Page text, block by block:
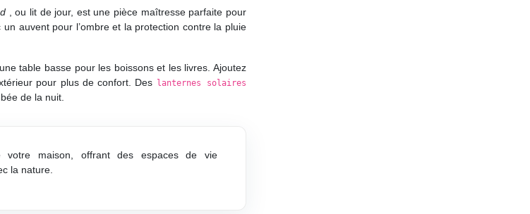
, ou lit de jour, est une pièce maîtresse parfaite pour
auvent pour l’ombre et la protection contre la pluie
table basse pour les boissons et les livres. Ajoutez
pour plus de confort. Des lanternes solaires
de la nuit.
votre maison, offrant des espaces de vie
la nature.